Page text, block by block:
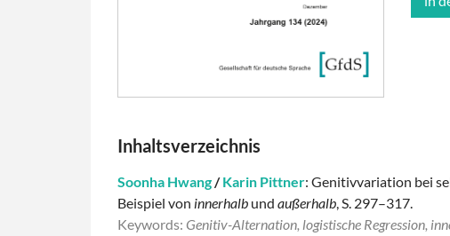
Inhaltsverzeichnis
Soonha Hwang /Karin Pittner: Genitivvariation bei
Beispiel von innerhalb und außerhalb , S. 297–317.
Keywords: Genitiv-Alternation, logistische Regression,